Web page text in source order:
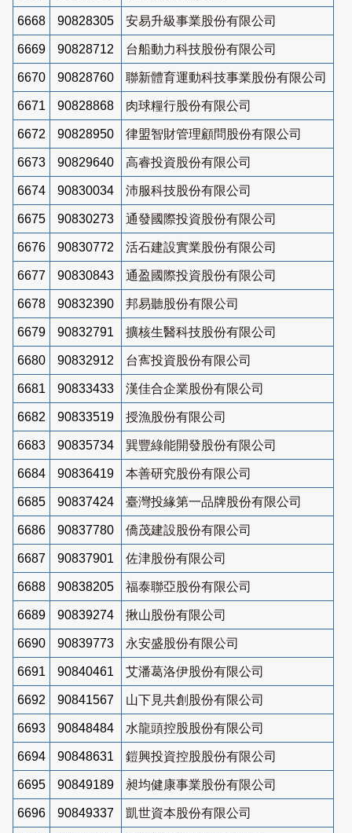
6668 90828305 安易升級事業股份有限公司
6669 90828712 台船動力科技股份有限公司
6670 90828760 聯新體育運動科技事業股份有限公司
6671 90828868 肉球糧行股份有限公司
6672 90828950 律盟智財管理顧問股份有限公司
6673 90829640 高睿投資股份有限公司
6674 90830034 沛服科技股份有限公司
6675 90830273 通發國際投資股份有限公司
6676 90830772 活石建設實業股份有限公司
6677 90830843 通盈國際投資股份有限公司
6678 90832390 邦易聽股份有限公司
6679 90832791 擴核生醫科技股份有限公司
6680 90832912 台寯投資股份有限公司
6681 90833433 漢佳合企業股份有限公司
6682 90833519 授漁股份有限公司
6683 90835734 巽豐綠能開發股份有限公司
6684 90836419 本善研究股份有限公司
6685 90837424 臺灣投緣第一品牌股份有限公司
6686 90837780 僑茂建設股份有限公司
6687 90837901 佐津股份有限公司
6688 90838205 福泰聯亞股份有限公司
6689 90839274 揪山股份有限公司
6690 90839773 永安盛股份有限公司
6691 90840461 艾潘葛洛伊股份有限公司
6692 90841567 山下見共創股份有限公司
6693 90848484 水龍頭控股股份有限公司
6694 90848631 鎧興投資控股股份有限公司
6695 90849189 昶均健康事業股份有限公司
6696 90849337 凱世資本股份有限公司